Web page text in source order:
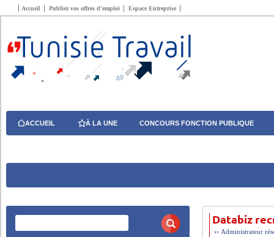
Accueil Publiez vos offres d’emploi Espace Entreprise
ACCUEIL À LA UNE CONCOURS FONCTION PUBLIQUE
Databiz
›› Administrateur